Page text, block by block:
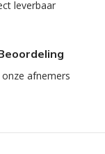
leverbaar
afnemers